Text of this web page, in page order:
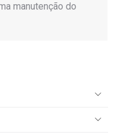
manutenção do